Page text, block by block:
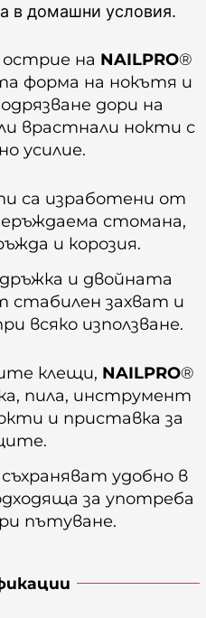
в домашни условия.
на NAILPRO®
форма на нокътя и
дори на
врастнали нокти с
усилие.
са изработени от
стомана,
и корозия.
и двойната
стабилен захват и
всяко използване.
клещи, NAILPRO®
пила, инструмент
и приставка за
удобно в
за употреба
пътуване.